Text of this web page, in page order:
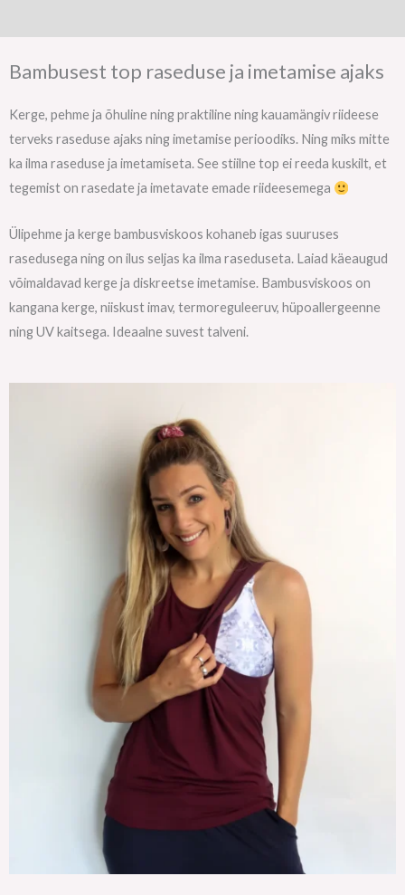
Bambusest top raseduse ja imetamise ajaks
Kerge, pehme ja õhuline ning praktiline ning kauamängiv riideese
terveks raseduse ajaks ning imetamise perioodiks. Ning miks mitte
ka ilma raseduse ja imetamiseta. See stiilne top ei reeda kuskilt, et
tegemist on rasedate ja imetavate emade riideesemega
Ülipehme ja kerge bambusviskoos kohaneb igas suuruses
rasedusega ning on ilus seljas ka ilma raseduseta. Laiad käeaugud
võimaldavad kerge ja diskreetse imetamise. Bambusviskoos on
kangana kerge, niiskust imav, termoreguleeruv, hüpoallergeenne
ning UV kaitsega. Ideaalne suvest talveni.